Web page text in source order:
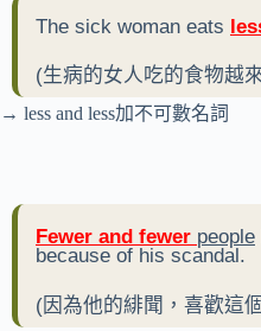
The sick woman eats
(生病的女人吃的食物越
→ less and less加不可數名詞
Fewer and fewer people
because of his scandal.
(因為他的緋聞，喜歡這